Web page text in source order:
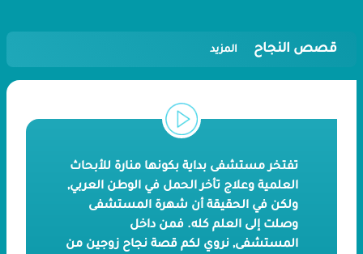
قصص النجاح المزيد
تفتخر مستشفى بداية بكونها منارة للأبحاث
العلمية وعلاج تأخر الحمل في الوطن العربي,
ولكن في الحقيقة أن شهرة المستشفى
وصلت إلى العلم كله. فمن داخل
المستشفى, نروي لكم قصة نجاح زوجين من